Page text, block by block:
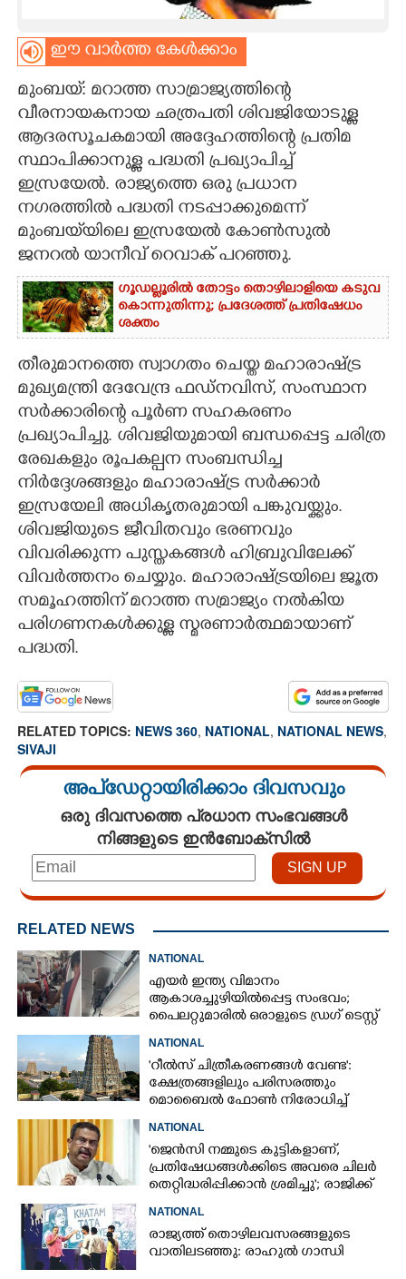
ASTRO
CARTOONS
LITERATURE
ZOOM
CONTACT US
ഈ വാർത്ത കേൾക്കാം
മുംബയ്: മറാത്ത സാമ്രാജ്യത്തിന്റെ
വീരനായകനായ ഛത്രപതി ശിവജിയോടുള്ള
ആദരസൂചകമായി അദ്ദേഹത്തിന്റെ പ്രതിമ
സ്ഥാപിക്കാനുള്ള പദ്ധതി പ്രഖ്യാപിച്ച്
ഇസ്രയേൽ. രാജ്യത്തെ ഒരു പ്രധാന
നഗരത്തിൽ പദ്ധതി നടപ്പാക്കുമെന്ന്
മുംബയ്‌യിലെ ഇസ്രയേൽ കോൺസുൽ
ജനറൽ യാനീവ് റെവാക് പറഞ്ഞു.
ഗൂഡല്ലൂരിൽ തോട്ടം തൊഴിലാളിയെ കടുവ
കൊന്നുതിന്നു; പ്രദേശത്ത് പ്രതിഷേധം
ശക്തം
തീരുമാനത്തെ സ്വാഗതം ചെയ്ത മഹാരാഷ്ട്ര
മുഖ്യമന്ത്രി ദേവേന്ദ്ര ഫഡ്ന‌വിസ്, സംസ്ഥാന
സർക്കാരിന്റെ പൂർണ സഹകരണം
പ്രഖ്യാപിച്ചു. ശിവജിയുമായി ബന്ധപ്പെട്ട ചരിത്ര
രേഖകളും രൂപകല്പന സംബന്ധിച്ച
നിർദ്ദേശങ്ങളും മഹാരാഷ്ട്ര സർക്കാർ
ഇസ്രയേലി അധികൃതരുമായി പങ്കുവയ്ക്കും.
ശിവജിയുടെ ജീവിതവും ഭരണവും
വിവരിക്കുന്ന പുസ്തകങ്ങൾ ഹിബ്രുവിലേക്ക്
വിവർത്തനം ചെയ്യും. മഹാരാഷ്ട്രയിലെ ജൂത
സമൂഹത്തിന് മറാത്ത സമ്രാജ്യം നൽകിയ
പരിഗണനകൾക്കുള്ള സ്മരണാർത്ഥമായാണ്
പദ്ധതി.
RELATED TOPICS: NEWS 360, NATIONAL, NATIONAL NEWS,
SIVAJI
അപ്ഡേറ്റായിരിക്കാം ദിവസവും
ഒരു ദിവസത്തെ പ്രധാന സംഭവങ്ങൾ
നിങ്ങളുടെ ഇൻബോക്സിൽ
RELATED NEWS
NATIONAL
എയർ ഇന്ത്യ വിമാനം
ആകാശച്ചുഴിയിൽപ്പെട്ട സംഭവം;
പൈലറ്റുമാരിൽ ഒരാളുടെ ഡ്രഗ് ടെസ്റ്റ്
NATIONAL
'റീൽസ് ചിത്രീകരണങ്ങൾ വേണ്ട':
ക്ഷേത്രങ്ങളിലും പരിസരത്തും
മൊബൈൽ ഫോൺ നിരോധിച്ച്
NATIONAL
'ജെൻസി നമ്മുടെ കുട്ടികളാണ്,
പ്രതിഷേധങ്ങൾക്കിടെ അവരെ ചിലർ
തെറ്റിദ്ധരിപ്പിക്കാൻ ശ്രമിച്ചു'; രാജിക്ക്
ധർമ്മേന്ദ്ര പ്രധാൻ
NATIONAL
രാജ്യത്ത് തൊഴിലവസരങ്ങളുടെ
വാതിലടഞ്ഞു: രാഹുൽ ഗാന്ധി